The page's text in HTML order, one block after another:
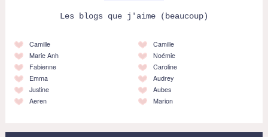
Les blogs que j'aime (beaucoup)
Camille
Marie Anh
Fabienne
Emma
Justine
Aeren
Camille
Noémie
Caroline
Audrey
Aubes
Marion